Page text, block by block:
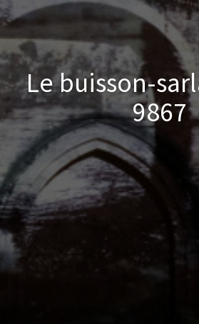
Le buisson-
9867